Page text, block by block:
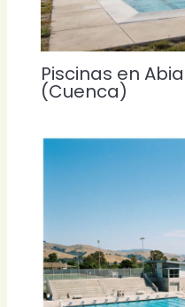
Piscinas en
(Cuenca)